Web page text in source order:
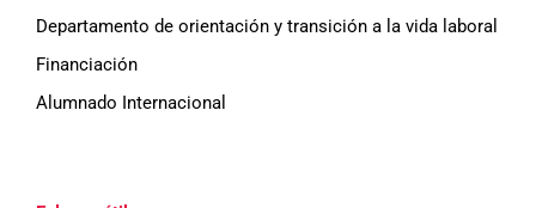
Departamento de orientación y transición a la vida laboral
Financiación
Alumnado Internacional